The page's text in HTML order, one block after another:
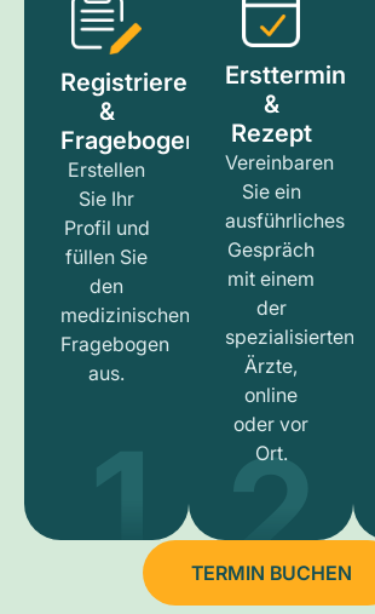
Registrieren
&
Fragebogen
Erstellen
Sie Ihr
Profil und
füllen Sie
den
medizinischen
Fragebogen
aus.
1
Ersttermin
&
Rezept
Vereinbaren
Sie ein
ausführliches
Gespräch
mit einem
der
spezialisierten
Ärzte,
online
oder vor
Ort.
2
TERMIN BUCHEN